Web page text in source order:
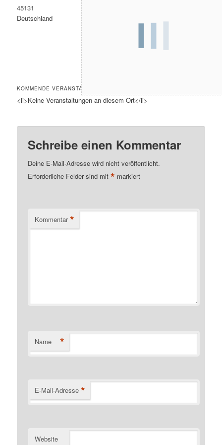
45131
Deutschland
KOMMENDE VERANSTALTUNGEN
<li>Keine Veranstaltungen an diesem Ort</li>
Schreibe einen Kommentar
Deine E-Mail-Adresse wird nicht veröffentlicht.
Erforderliche Felder sind mit* markiert
Kommentar *
Name *
E-Mail-Adresse *
Website